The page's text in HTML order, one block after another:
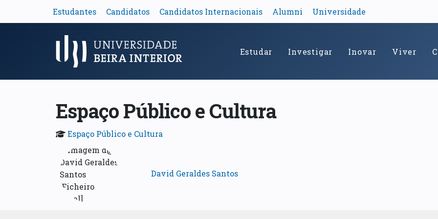
Estudantes Candidatos Candidatos Internacionais Alumni Universidade
Menu Principal Estudar Investigar Inovar Viver
Espaço Público e Cultura
Espaço Público e Cultura
David Geraldes Santos